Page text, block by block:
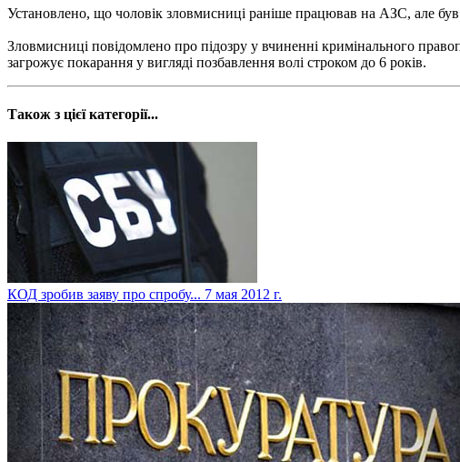
Установлено, що чоловік зловмисниці раніше працював на АЗС, але
Зловмисниці повідомлено про підозру у вчиненні кримінального
загрожує покарання у вигляді позбавлення волі строком до 6 років.
Також з цієї категорії...
КОД зробив заяву про спробу... 7 мая 2012 г.